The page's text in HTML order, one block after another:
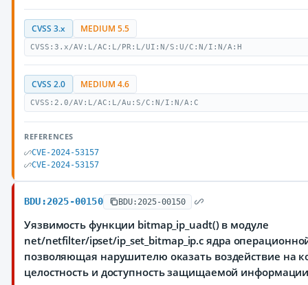
CVSS 3.x MEDIUM 5.5
CVSS:3.x/AV:L/AC:L/PR:L/UI:N/S:U/C:N/I:N/A:H
CVSS 2.0 MEDIUM 4.6
CVSS:2.0/AV:L/AC:L/Au:S/C:N/I:N/A:C
REFERENCES
CVE-2024-53157
CVE-2024-53157
BDU:2025-00150 BDU:2025-00150
Уязвимость функции bitmap_ip_uadt() в модуле
net/netfilter/ipset/ip_set_bitmap_ip.c ядра
позволяющая нарушителю оказать воздействие на
целостность и доступность защищаемой